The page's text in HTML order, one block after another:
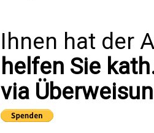
Ihnen hat der
helfen Sie
via